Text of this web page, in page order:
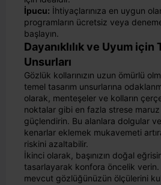
İpucu: İhtiyaçlarınıza en uygun
programların ücretsiz veya
başlayın.
Dayanıklılık ve Uyum için
Unsurları
Gözlük kollarınızın uzun ömürlü
temel tasarım unsurlarına
olarak, menteşeler ve kolların
noktalar gibi en fazla strese maruz
güçlendirin. Bu alanlara dolgular
kenarlar eklemek mukavemeti
riskini azaltabilir.
İkinci olarak, başınızın doğal
tasarlayarak konfora öncelik verin.
mevcut gözlüğünüzün ölçülerini